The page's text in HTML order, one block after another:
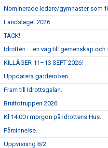
Nominerade ledare/gymnaster som
Landslaget 2026
TACK!
Idrotten – en väg till gemenskap och
KILLÄGER 11–13 SEPT 2026!
Uppdatera garderoben.
Fram till Idrottsgalan.
Bruttotruppen 2026
Kl 14:00 i morgon på Idrottens Hus.
Påminnelse.
Uppvisning 8/2